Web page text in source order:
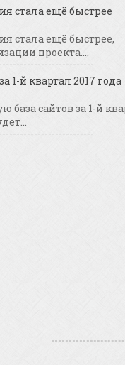
стала ещё быстрее
стала ещё быстрее,
проекта....
1-й квартал 2017 года
база сайтов за 1-й